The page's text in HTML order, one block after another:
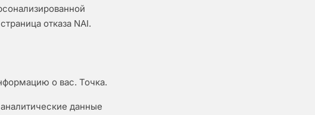
отказа NAI.
о вас. Точка.
данные